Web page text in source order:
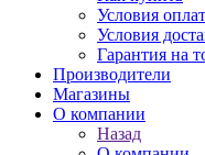
Условия
Условия
Гарантия на
Производители
Магазины
О компании
Назад